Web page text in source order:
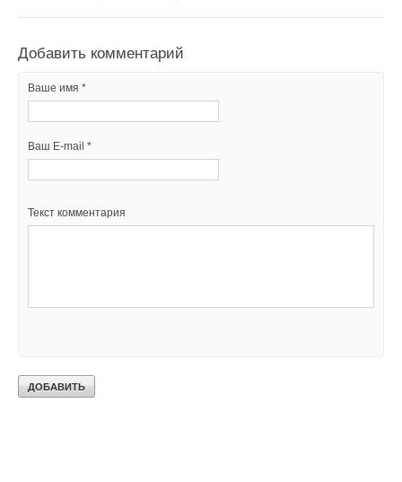
Добавить комментарий
Ваше имя *
Ваш E-mail *
Текст комментария